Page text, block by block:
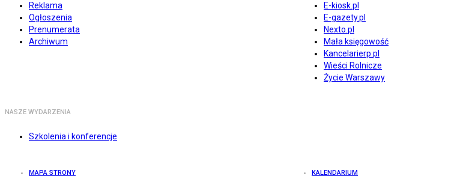
Reklama
Ogłoszenia
Prenumerata
Archiwum
E-kiosk.pl
E-gazety.pl
Nexto.pl
Mała księgowość
Kancelarierp.pl
Wieści Rolnicze
Życie Warszawy
NASZE WYDARZENIA
Szkolenia i konferencje
MAPA STRONY KALENDARIUM